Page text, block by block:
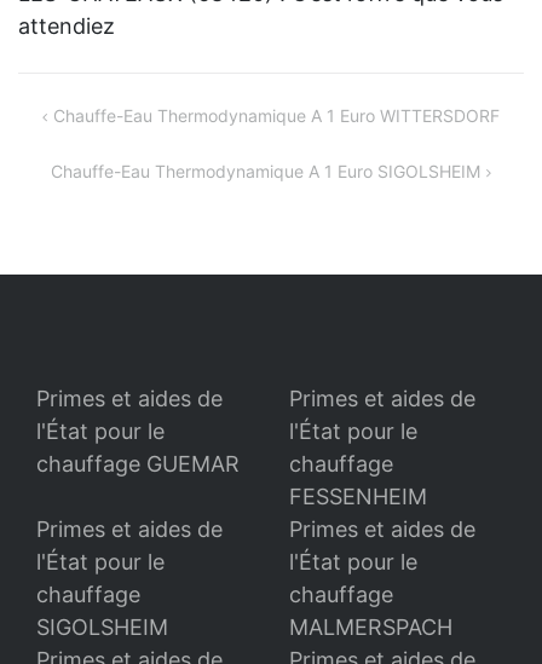
attendiez
Navigation
Chauffe-Eau Thermodynamique A 1 Euro WITTERSDORF
Chauffe-Eau Thermodynamique A 1 Euro SIGOLSHEIM
Primes et aides de
l'État pour le
chauffage GUEMAR
Primes et aides de
l'État pour le
chauffage
FESSENHEIM
Primes et aides de
l'État pour le
chauffage
SIGOLSHEIM
Primes et aides de
l'État pour le
chauffage
MALMERSPACH